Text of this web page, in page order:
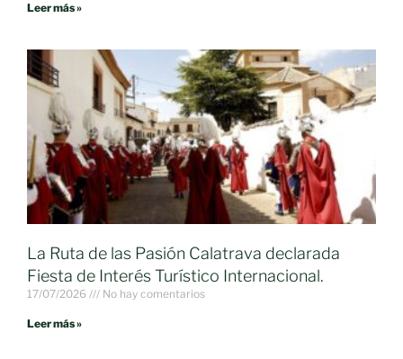
Leer más »
La Ruta de las Pasión Calatrava declarada
Fiesta de Interés Turístico Internacional.
17/07/2026 No hay comentarios
Leer más »